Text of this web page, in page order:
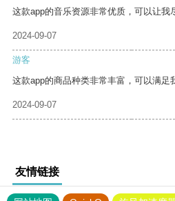
这款app的音乐资源非常优质，可以让我
2024-09-07
游客
这款app的商品种类非常丰富，可以满足
2024-09-07
友情链接